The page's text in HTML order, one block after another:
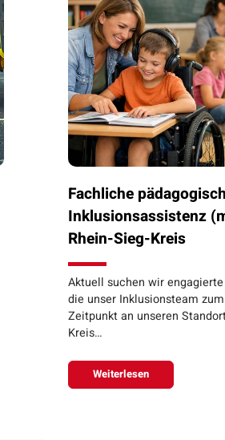
Fachliche
Inklusionsassistenz
Rhein-Sieg-Kreis
Aktuell suchen wir
die unser Inklusionsteam
Zeitpunkt an unseren
Kreis…
Weiterlesen